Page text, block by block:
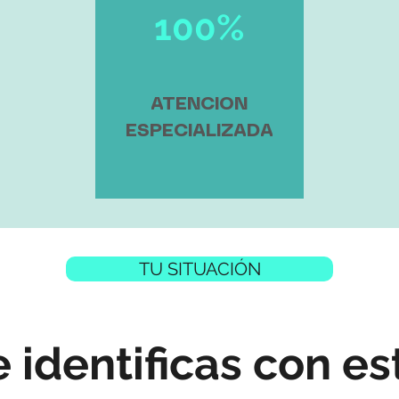
100%
ATENCION
ESPECIALIZADA
TU SITUACIÓN
identificas con